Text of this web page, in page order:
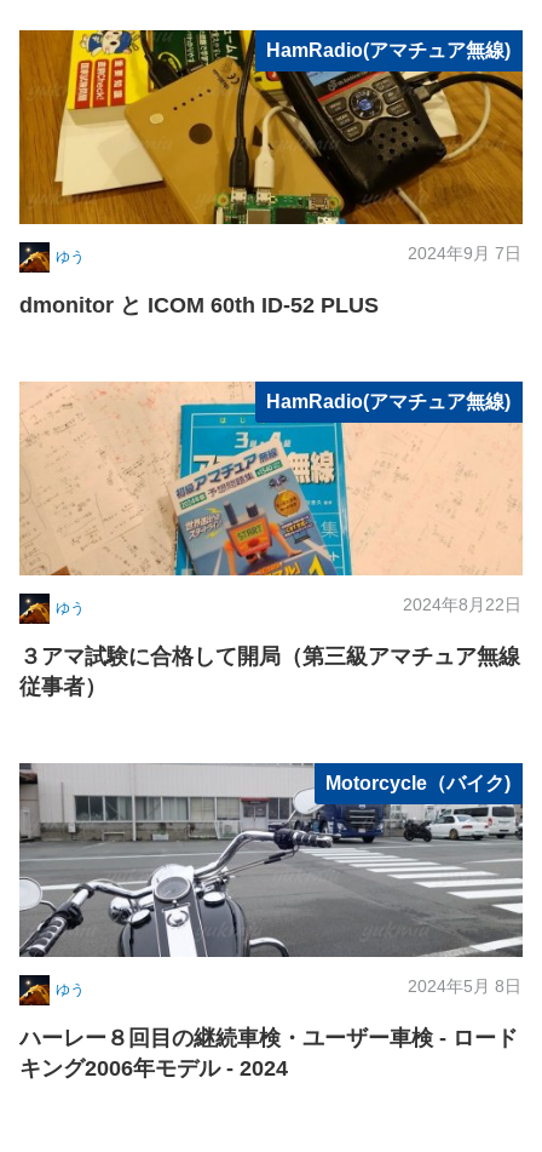
HamRadio(アマチュア無線)
ゆう 2024年9月 7日
dmonitor と ICOM 60th ID-52 PLUS
HamRadio(アマチュア無線)
ゆう 2024年8月22日
３アマ試験に合格して開局（第三級アマチュア無線
従事者）
Motorcycle（バイク)
ゆう 2024年5月 8日
ハーレー８回目の継続車検・ユーザー車検 - ロード
キング2006年モデル - 2024